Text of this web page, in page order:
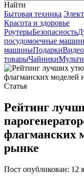
Найти
Бытовая техника
Красота и здоровье
РоутерыБезопасность
посудомоечные
машиныПодарки
товарыЧайники
Статья
Рейтинг
флагманских
рынке
Пост опубликован: 12